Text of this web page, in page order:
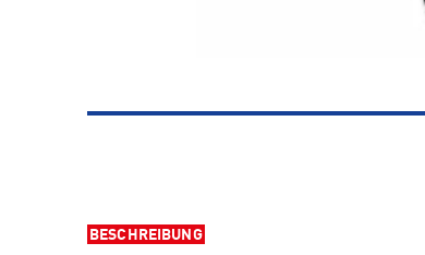
BESCHREIBUNG